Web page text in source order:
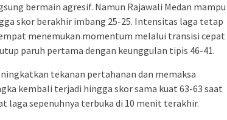
bermain agresif. Namun Rajawali Medan mampu
skor berakhir imbang 25-25. Intensitas laga tetap
menemukan momentum melalui transisi cepat
paruh pertama dengan keunggulan tipis 46-41.
tekanan pertahanan dan memaksa
kembali terjadi hingga skor sama kuat 63-63 saat
laga sepenuhnya terbuka di 10 menit terakhir.